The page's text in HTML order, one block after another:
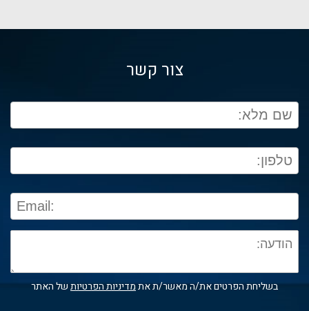
צור קשר
בשליחת הפרטים את/ה מאשר/ת אתמדיניות הפרטיותשל האתר